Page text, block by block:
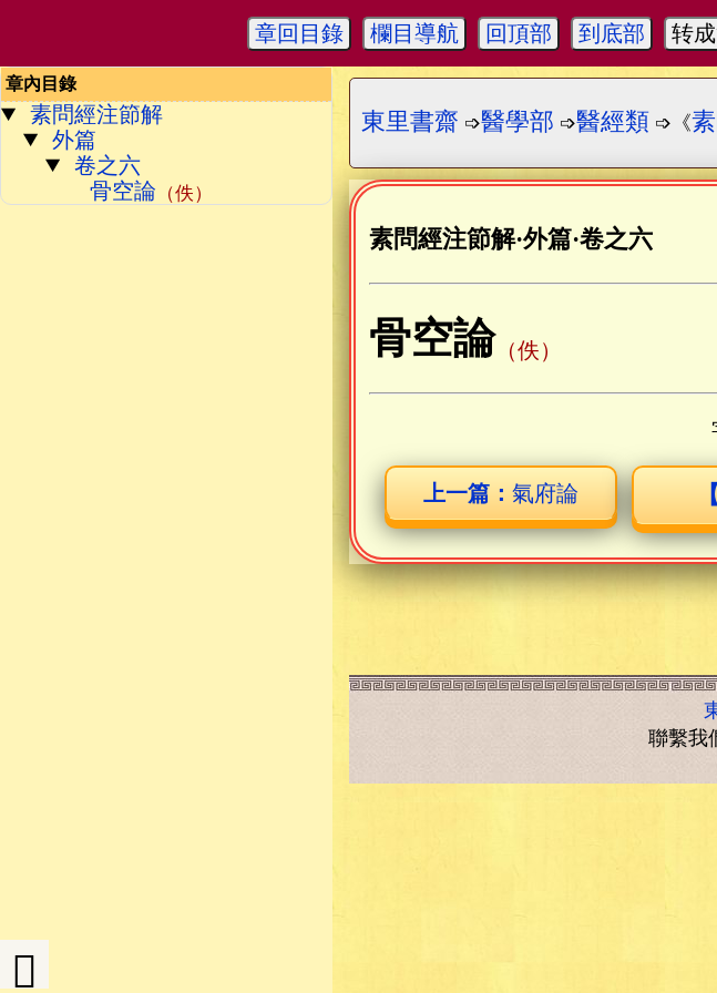
章回目錄 欄目導航 回頂部 到底部 转
章內目錄
素問經注節解
外篇
卷之六
骨空論 （佚）
東里書齋 ➩醫學部 ➩醫經類 ➩《
素問經注節解·外篇·卷之六
骨空論 （佚）
上一篇： 氣府論
聯繫我